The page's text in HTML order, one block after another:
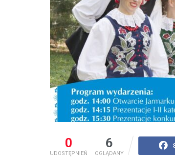
0
UDOSTĘPNIEŃ
6
OGLĄDANY